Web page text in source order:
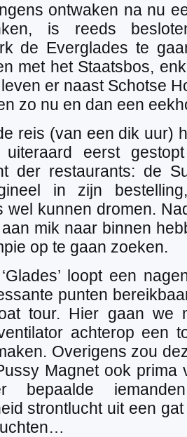
ontwaken na nu
is reeds
de Everglades te
met het Staatsbos,
er naast Schotse
zo nu en dan een
reis (van een dik uur)
eerst
der restaurants: de
in zijn
wel kunnen dromen.
mik naar binnen
op te gaan zoeken.
loopt een
punten
tour. Hier gaan we
achterop een
Overigens zou
Magnet ook prima
bepaalde
strontlucht uit een